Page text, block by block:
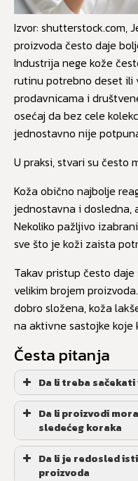
Izvor: shutterstock.com,
proizvoda često daje
Industrija nege kože
rutinu potrebno deset ili
prodavnicama i
osećaj da bez cele
jednostavno nije
U praksi, stvari su često
Koža obično najbolje
jednostavna i dosledna,
Nekoliko pažljivo
sve što je koži zaista
Takav pristup često
velikim brojem
dobro složena, koža
na aktivne sastojke koje
Česta pitanja
Da li treba
Da li proizvodi
sledećeg koraka
Da li je redosled
proizvoda